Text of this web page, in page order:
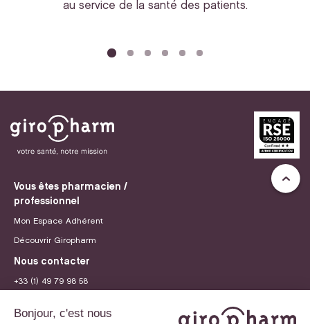
au service de la santé des patients.
Vous êtes pharmacien /
professionnel
Mon Espace Adhérent
Découvrir Giropharm
Nous contacter
+33 (1) 49 79 98 58
Recrutement